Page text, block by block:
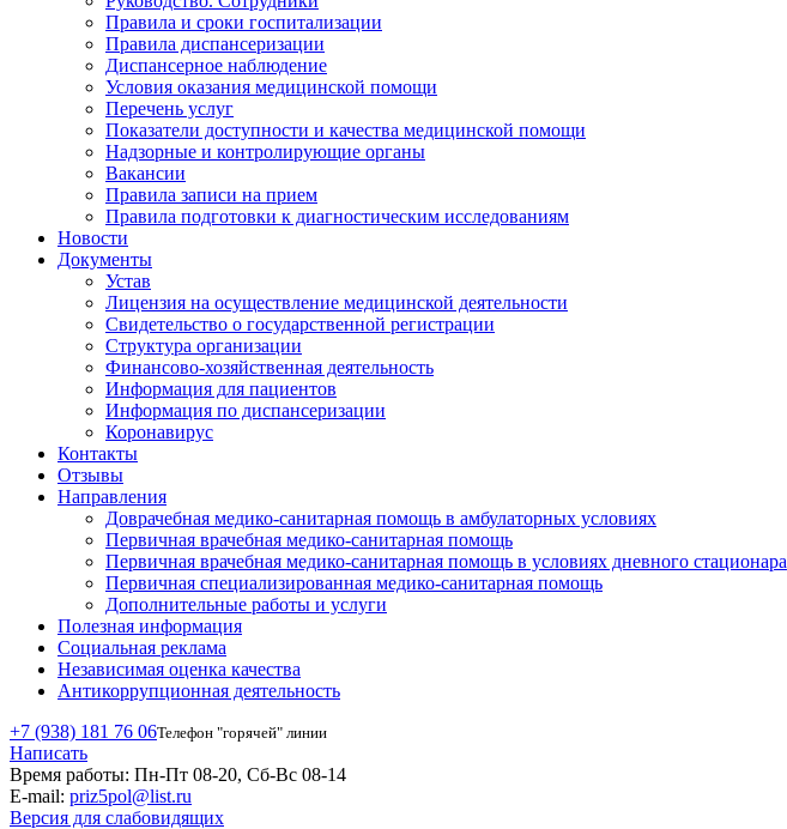
Правила и сроки госпитализации
Правила диспансеризации
Диспансерное наблюдение
Условия оказания медицинской помощи
Перечень услуг
Показатели доступности и качества медицинской помощи
Надзорные и контролирующие органы
Вакансии
Правила записи на прием
Правила подготовки к диагностическим исследованиям
Новости
Документы
Устав
Лицензия на осуществление медицинской деятельности
Свидетельство о государственной регистрации
Структура организации
Финансово-хозяйственная деятельность
Информация для пациентов
Информация по диспансеризации
Коронавирус
Контакты
Отзывы
Направления
Доврачебная медико-санитарная помощь в амбулаторных условиях
Первичная врачебная медико-санитарная помощь
Первичная врачебная медико-санитарная помощь в условиях дневного стационара
Первичная специализированная медико-санитарная помощь
Дополнительные работы и услуги
Полезная информация
Социальная реклама
Независимая оценка качества
Антикоррупционная деятельность
+7 (938) 181 76 06Телефон "горячей" линии
Написать
Время работы: Пн-Пт 08-20, Сб-Вс 08-14
E-mail: priz5pol@list.ru
Версия для слабовидящих